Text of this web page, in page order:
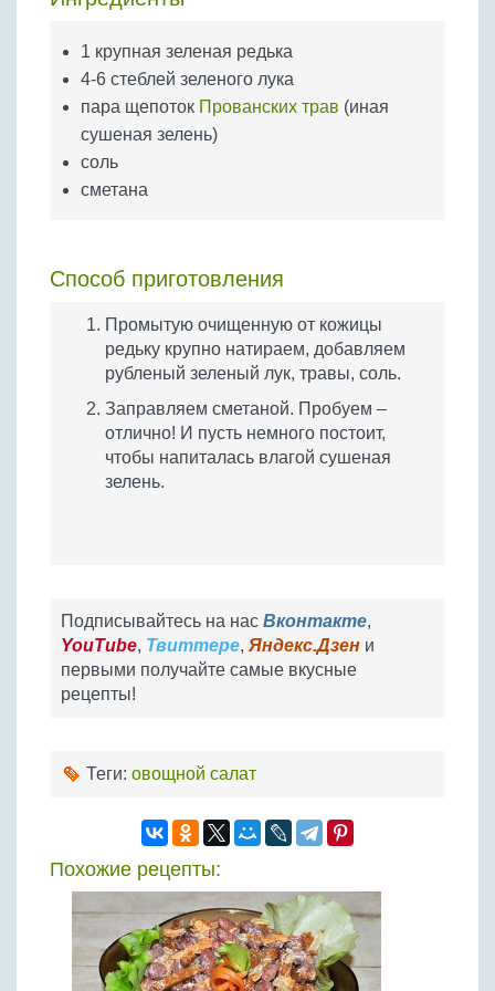
Бобовые
Яйца
Крупы
1 крупная зеленая редька
4-6 стеблей зеленого лука
пара щепоток Прованских трав (иная
сушеная зелень)
соль
сметана
Способ приготовления
Промытую очищенную от кожицы
редьку крупно натираем, добавляем
рубленый зеленый лук, травы, соль.
Заправляем сметаной. Пробуем –
отлично! И пусть немного постоит,
чтобы напиталась влагой сушеная
зелень.
Подписывайтесь на нас Вконтакте,
YouTube, Твиттере, Яндекс.Дзен и
первыми получайте самые вкусные
рецепты!
Теги: овощной салат
Похожие рецепты: